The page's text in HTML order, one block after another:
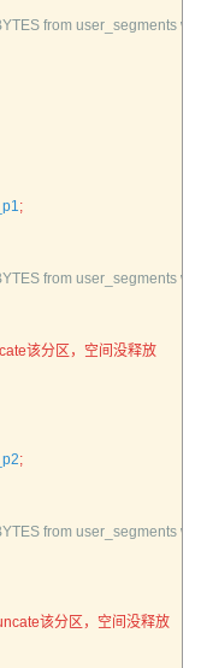
from user_segments
;
from user_segments
该分区，空间没释放
;
from user_segments
该分区，空间没释放